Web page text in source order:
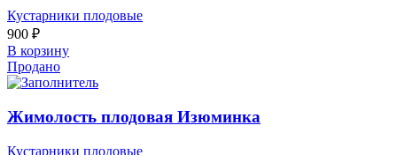
Кустарники плодовые
900 ₽
В корзину
Продано
Жимолость плодовая Изюминка
Кустарники плодовые